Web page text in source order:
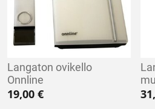
Langaton ovikello
Onnline
19,00 €